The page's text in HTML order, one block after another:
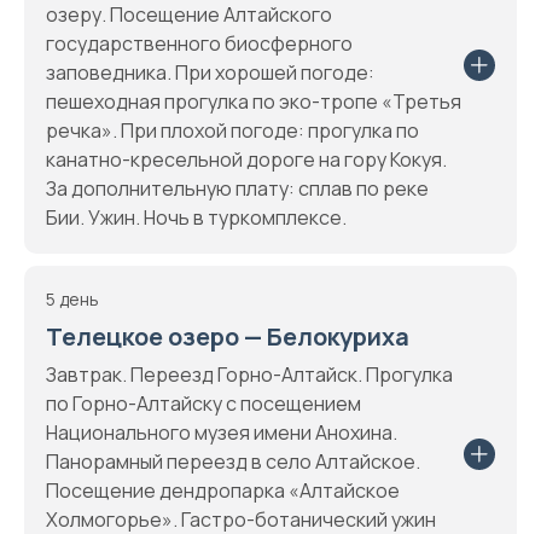
озеру. Посещение Алтайского
государственного биосферного
заповедника. При хорошей погоде:
пешеходная прогулка по эко-тропе «Третья
речка». При плохой погоде: прогулка по
канатно-кресельной дороге на гору Кокуя.
За дополнительную плату: сплав по реке
Бии. Ужин. Ночь в туркомплексе.
5 день
Телецкое озеро — Белокуриха
Завтрак. Переезд Горно-Алтайск. Прогулка
по Горно-Алтайску с посещением
Национального музея имени Анохина.
Панорамный переезд в село Алтайское.
Посещение дендропарка «Алтайское
Холмогорье». Гастро-ботанический ужин